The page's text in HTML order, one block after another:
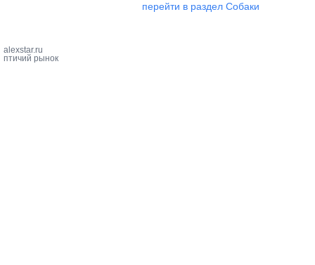
перейти в раздел Собаки
alexstar.ru
птичий рынок